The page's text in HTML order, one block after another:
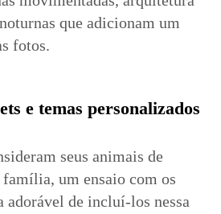
que adicionam um
fotos.
e temas personalizados
seus animais de
um ensaio com os
adorável de incluí-los nessa